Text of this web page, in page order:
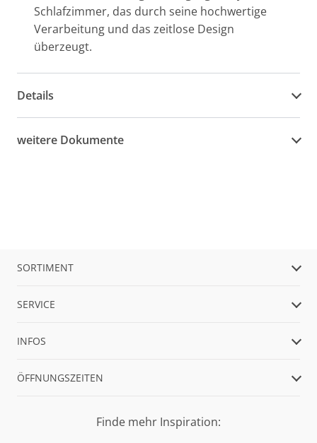
Schlafzimmer, das durch seine hochwertige
Verarbeitung und das zeitlose Design
überzeugt.
Details
weitere Dokumente
SORTIMENT
SERVICE
INFOS
ÖFFNUNGSZEITEN
Finde mehr Inspiration: